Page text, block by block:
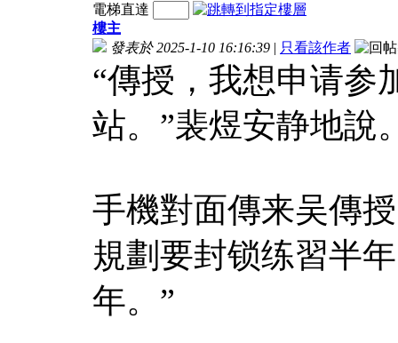
電梯直達
樓主
發表於 2025-1-10 16:16:39 | 只看該作者
“傳授，我想申请参
站。”裴煜安静地說
手機對面傳来吴傳
規劃要封锁练習半
年。”